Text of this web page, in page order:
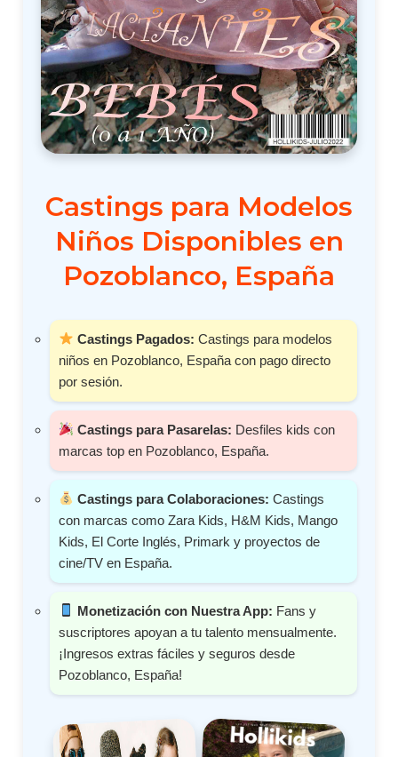
Castings para Modelos
Niños Disponibles en
Pozoblanco, España
Castings Pagados: Castings para modelos
niños en Pozoblanco, España con pago directo
por sesión.
Castings para Pasarelas: Desfiles kids con
marcas top en Pozoblanco, España.
Castings para Colaboraciones: Castings
con marcas como Zara Kids, H&M Kids, Mango
Kids, El Corte Inglés, Primark y proyectos de
cine/TV en España.
Monetización con Nuestra App: Fans y
suscriptores apoyan a tu talento mensualmente.
¡Ingresos extras fáciles y seguros desde
Pozoblanco, España!